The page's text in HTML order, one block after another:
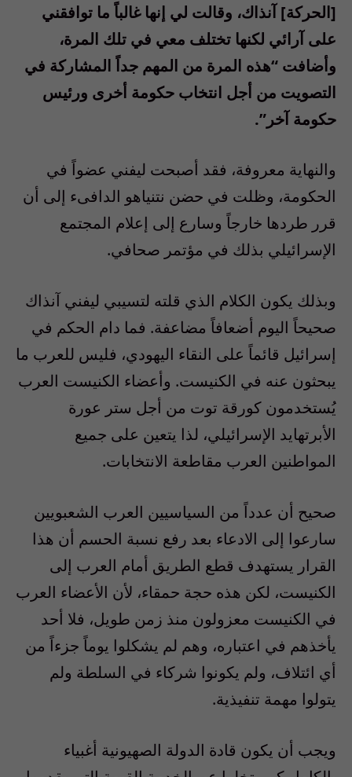
[الحركة] آنذاك، وقالت لي إنها غالباً ما توافقني
على آرائي لكنها تختلف معي في تلك المرة،
وأضافت “هذه المرة من المهم جداً المشاركة في
التصويت من أجل انتخاب حكومة أخرى ورئيس
حكومة آخر”.
والنهاية معروفة، فقد أصبحت ليفني عضواً في
الحكومة، وظلت في حضن نتنياهو الدافىء إلى أن
قرر طردها خارجاً وسارع إلى إعلام المجتمع
الإسرائيلي بذلك في مؤتمر صحافي.
وبذلك يكون الكلام الذي قلته لتسيبي ليفني آنذاك
صحيحاً اليوم أضعافاً مضاعفة. فما دام الحكم في
إسرائيل قائماً على النقاء اليهودي، فليس للعرب ما
يبحثون عنه في الكنيست. وأعضاء الكنيست العرب
يُستخدمون كورقة توت من أجل ستر عورة
الأبرتهايد الإسرائيلي، لذا يتعين على جميع
المواطنين العرب مقاطعة الانتخابات.
صحيح أن عدداً من السياسيين العرب الشعبويين
سارعوا إلى الادعاء بعد رفع نسبة الحسم أن هذا
القرار يستهدف قطع الطريق أمام العرب إلى
الكنيست، لكن هذه حجة حمقاء، لأن الأعضاء العرب
في الكنيست معزولون منذ زمن طويل، فلا أحد
يأخذهم في اعتباره، وهم لم يشكلوا يوماً جزءاً من
أي ائتلاف، ولم يكونوا شركاء في السلطة ولم
يتولوا مهمة تنفيذية.
ويجب أن يكون قادة الدولة الصهيونية أغبياء